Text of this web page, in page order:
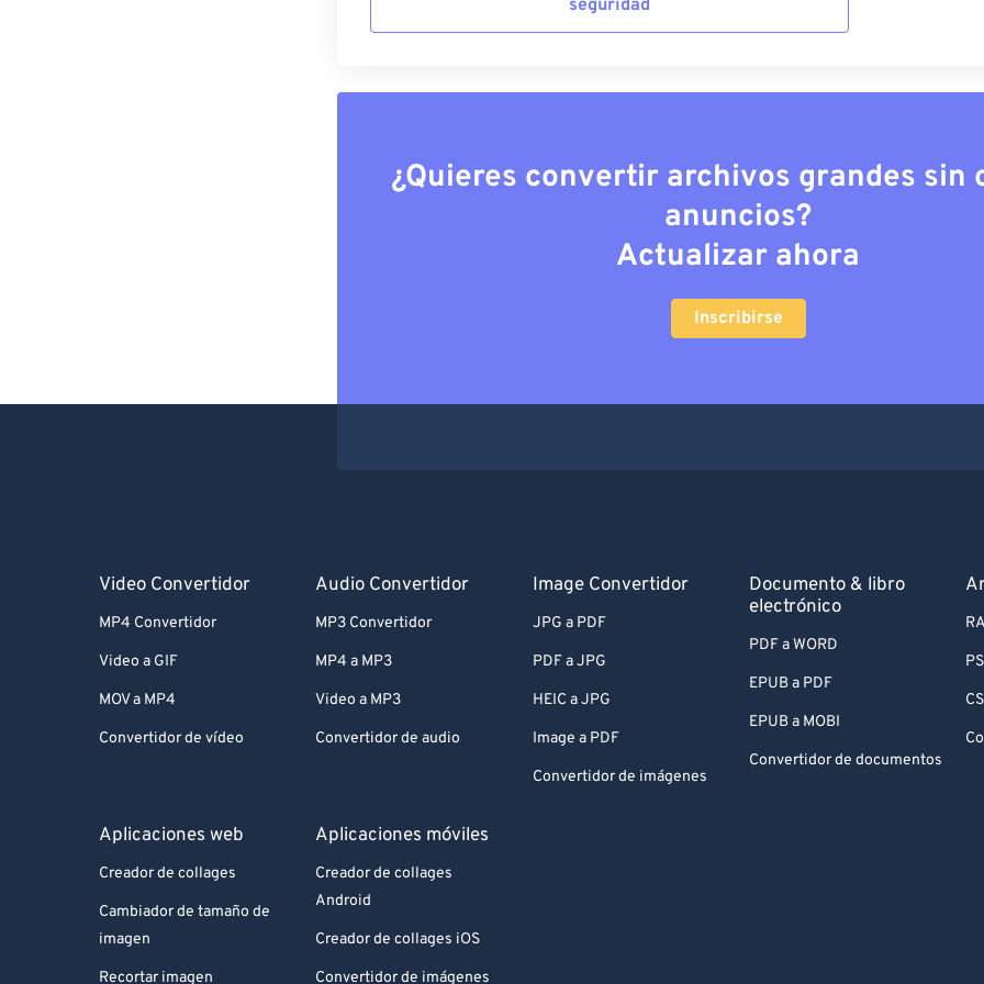
seguridad
¿Quieres convertir archivos grandes sin
anuncios?
Actualizar ahora
Inscribirse
Video Convertidor
MP4 Convertidor
Video a GIF
MOV a MP4
Convertidor de vídeo
Audio Convertidor
MP3 Convertidor
MP4 a MP3
Video a MP3
Convertidor de audio
Image Convertidor
JPG a PDF
PDF a JPG
HEIC a JPG
Image a PDF
Convertidor de imágenes
Documento & libro
electrónico
PDF a WORD
EPUB a PDF
EPUB a MOBI
Convertidor de documentos
Aplicaciones web
Creador de collages
Cambiador de tamaño de
imagen
Recortar imagen
Aplicaciones móviles
Creador de collages
Android
Creador de collages iOS
Convertidor de imágenes